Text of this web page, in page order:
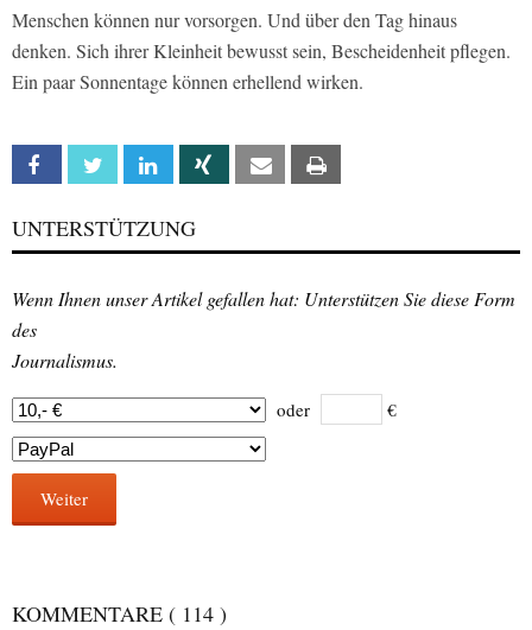
Menschen können nur vorsorgen. Und über den Tag hinaus
denken. Sich ihrer Kleinheit bewusst sein, Bescheidenheit pflegen.
Ein paar Sonnentage können erhellend wirken.
Facebook Twitter Linkedin Xing Email
UNTERSTÜTZUNG
Wenn Ihnen unser Artikel gefallen hat: Unterstützen Sie diese Form
des
Journalismus.
oder €
Weiter
KOMMENTARE ( 114 )